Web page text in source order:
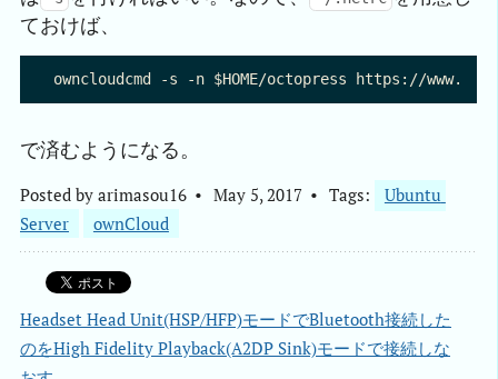
ておけば、
で済むようになる。
Posted by arimasou16 May 5, 2017 Tags:
Ubuntu
Server
ownCloud
Headset Head Unit(HSP/HFP)モードでBluetooth接続した
のをHigh Fidelity Playback(A2DP Sink)モードで接続しな